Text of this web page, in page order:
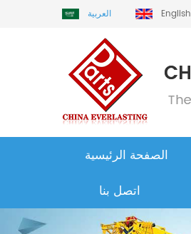
العربية English
الصفحة الرئيسية
اتصل بنا